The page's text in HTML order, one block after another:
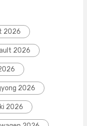
2026
2026
2026
2026